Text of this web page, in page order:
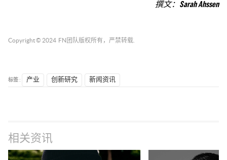
撰文： Sarah Ahssen
Copyright © 2024 FN团队 版权所有，严禁转载.
标签 : 产业 创新研究 新闻资讯
相关资讯